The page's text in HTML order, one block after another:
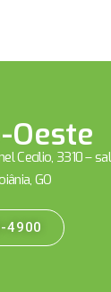
Oeste
Cecílio, 3310 –
GO
4900